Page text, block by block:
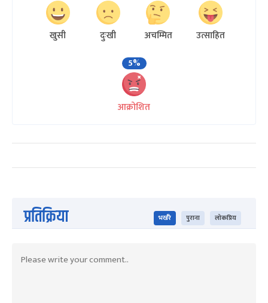
खुसी दुःखी अचम्मित
उत्साहित
5%
आक्रोशित
प्रतिक्रिया भर्खरै पुराना लोकप्रिय